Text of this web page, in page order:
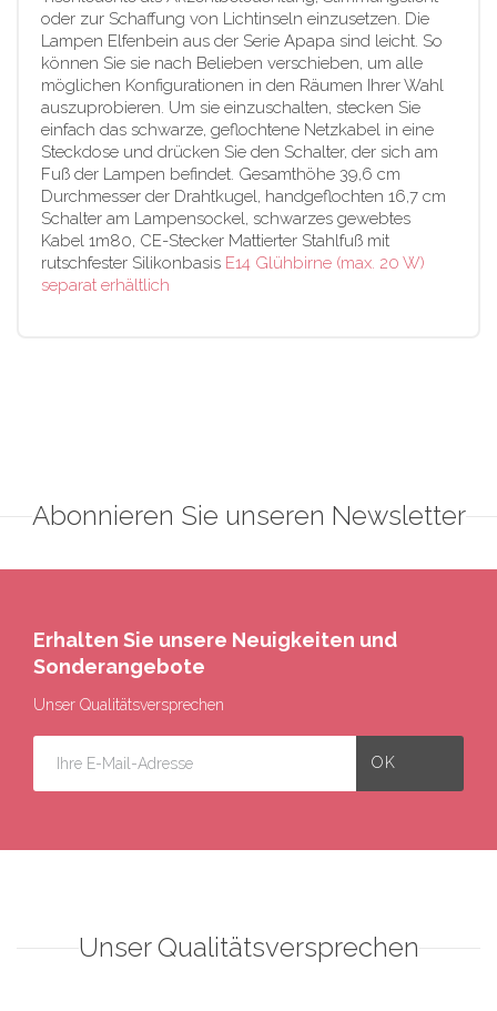
oder zur Schaffung von Lichtinseln einzusetzen. Die
Lampen Elfenbein aus der Serie Apapa sind leicht. So
können Sie sie nach Belieben verschieben, um alle
möglichen Konfigurationen in den Räumen Ihrer Wahl
auszuprobieren. Um sie einzuschalten, stecken Sie
einfach das schwarze, geflochtene Netzkabel in eine
Steckdose und drücken Sie den Schalter, der sich am
Fuß der Lampen befindet. Gesamthöhe 39,6 cm
Durchmesser der Drahtkugel, handgeflochten 16,7 cm
Schalter am Lampensockel, schwarzes gewebtes
Kabel 1m80, CE-Stecker Mattierter Stahlfuß mit
rutschfester Silikonbasis E14 Glühbirne (max. 20 W)
separat erhältlich
Abonnieren Sie unseren Newsletter
Erhalten Sie unsere Neuigkeiten und
Sonderangebote
Unser Qualitätsversprechen
Unser Qualitätsversprechen